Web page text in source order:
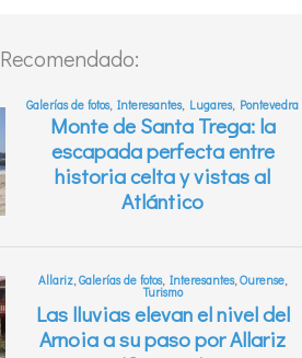
Recomendado: